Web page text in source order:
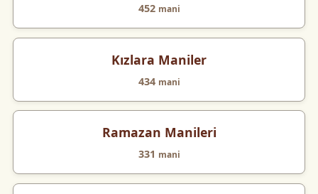
452 mani
Kızlara Maniler
434 mani
Ramazan Manileri
331 mani